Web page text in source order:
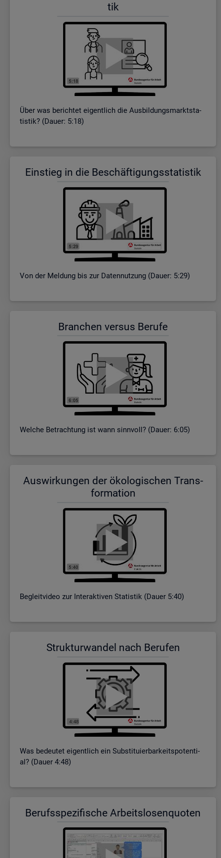
tik
Über was be­rich­tet ei­gent­lich die Aus­bil­dungs­markt­sta­
tis­tik? (Dauer: 5:18)
Ein­stieg in die Be­schäf­ti­gungs­sta­tis­tik
Von der Mel­dung bis zur Da­ten­nut­zung (Dauer: 5:29)
Bran­chen ver­sus Be­ru­fe
Wel­che Be­trach­tung ist wann sinn­voll? (Dauer: 6:05)
Aus­wir­kun­gen der öko­lo­gi­schen Trans­
for­ma­ti­on
Be­gleit­vi­deo zur In­ter­ak­ti­ven Sta­tis­tik (Dauer 5:40)
Struk­tur­wan­del nach Be­ru­fen
Was be­deu­tet ei­gent­lich ein Sub­sti­tu­ier­bar­keits­po­ten­ti­
al? (Dauer 4:48)
Be­rufs­spe­zi­fi­sche Ar­beits­lo­sen­quo­ten